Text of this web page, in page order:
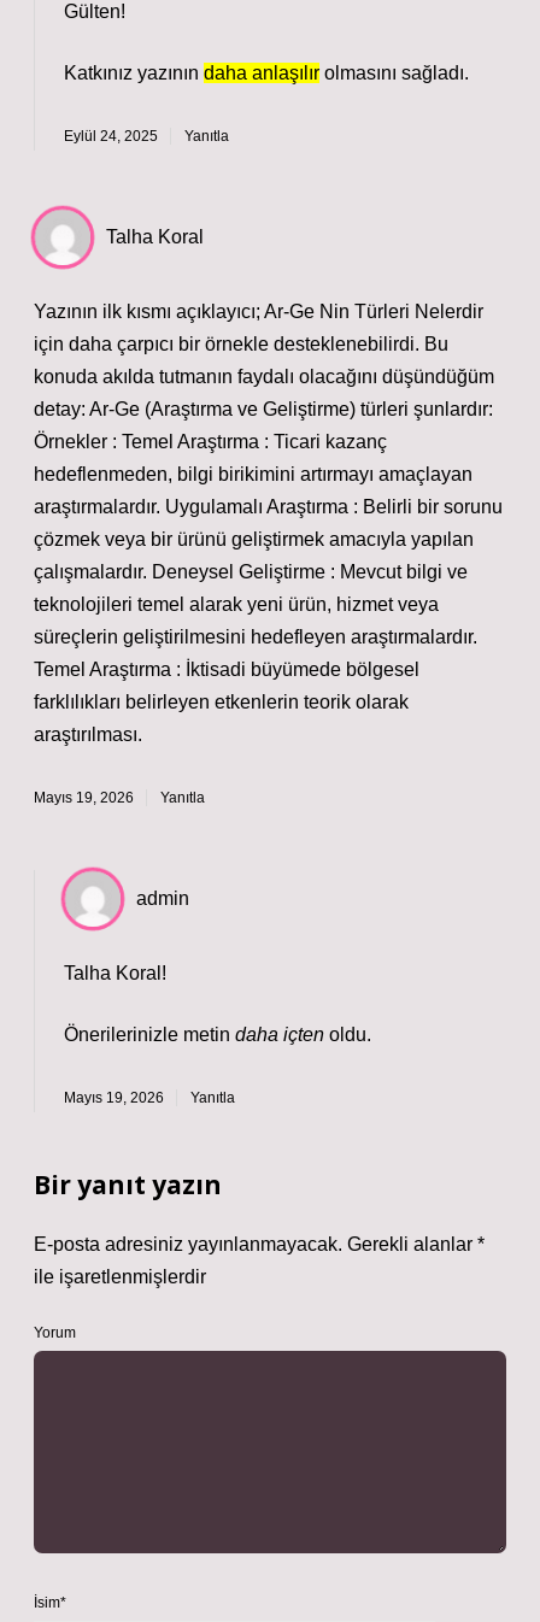
Gülten!
Katkınız yazının daha anlaşılır olmasını sağladı.
Eylül 24, 2025 Yanıtla
Talha Koral
Yazının ilk kısmı açıklayıcı; Ar-Ge Nin Türleri Nelerdir
için daha çarpıcı bir örnekle desteklenebilirdi. Bu
konuda akılda tutmanın faydalı olacağını düşündüğüm
detay: Ar-Ge (Araştırma ve Geliştirme) türleri şunlardır:
Örnekler : Temel Araştırma : Ticari kazanç
hedeflenmeden, bilgi birikimini artırmayı amaçlayan
araştırmalardır. Uygulamalı Araştırma : Belirli bir sorunu
çözmek veya bir ürünü geliştirmek amacıyla yapılan
çalışmalardır. Deneysel Geliştirme : Mevcut bilgi ve
teknolojileri temel alarak yeni ürün, hizmet veya
süreçlerin geliştirilmesini hedefleyen araştırmalardır.
Temel Araştırma : İktisadi büyümede bölgesel
farklılıkları belirleyen etkenlerin teorik olarak
araştırılması.
Mayıs 19, 2026 Yanıtla
admin
Talha Koral!
Önerilerinizle metin daha içten oldu.
Mayıs 19, 2026 Yanıtla
Bir yanıt yazın
E-posta adresiniz yayınlanmayacak. Gerekli alanlar *
ile işaretlenmişlerdir
Yorum
İsim*